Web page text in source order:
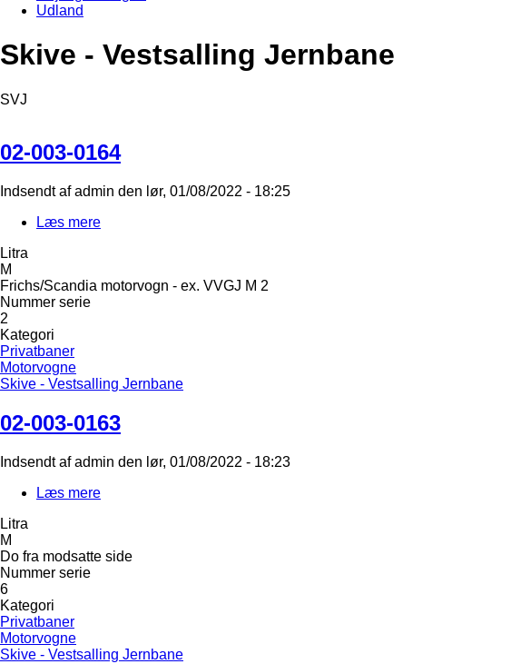
Udland
Skive - Vestsalling Jernbane
SVJ
02-003-0164
Indsendt afadmin den lør, 01/08/2022 - 18:25
Læs mere
Litra
M
Frichs/Scandia motorvogn - ex. VVGJ M 2
Nummer serie
2
Kategori
Privatbaner
Motorvogne
Skive - Vestsalling Jernbane
02-003-0163
Indsendt afadmin den lør, 01/08/2022 - 18:23
Læs mere
Litra
M
Do fra modsatte side
Nummer serie
6
Kategori
Privatbaner
Motorvogne
Skive - Vestsalling Jernbane